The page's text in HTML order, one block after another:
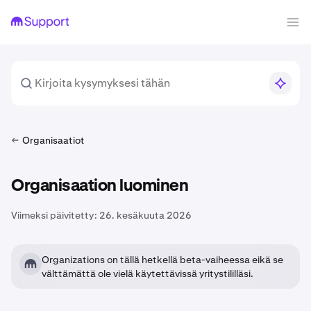
Organisaatiot
Organisaation luominen
Viimeksi päivitetty: 26. kesäkuuta 2026
Organizations on tällä hetkellä beta-vaiheessa eikä se
välttämättä ole vielä käytettävissä yritystililläsi.